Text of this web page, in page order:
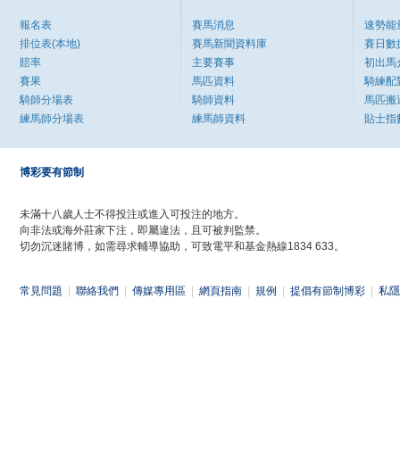
報名表
排位表(本地)
賠率
賽果
騎師分場表
練馬師分場表
賽馬消息
賽馬新聞資料庫
主要賽事
馬匹資料
騎師資料
練馬師資料
速勢能
賽日數
初出馬
騎練配
馬匹搬
貼士指
博彩要有節制
未滿十八歲人士不得投注或進入可投注的地方。
向非法或海外莊家下注，即屬違法，且可被判監禁。
切勿沉迷賭博，如需尋求輔導協助，可致電平和基金熱線1834 633。
常見問題 聯絡我們 傳媒專用區 網頁指南 規例 提倡有節制博彩 私